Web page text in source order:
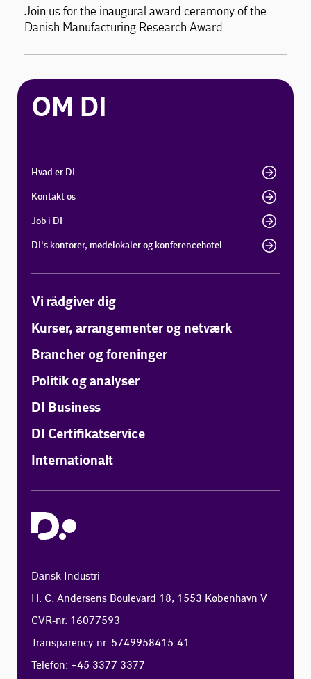
Join us for the inaugural award ceremony of the
Danish Manufacturing Research Award.
OM DI
Hvad er DI
Kontakt os
Job i DI
DI's kontorer, mødelokaler og konferencehotel
Vi rådgiver dig
Kurser, arrangementer og netværk
Brancher og foreninger
Politik og analyser
DI Business
DI Certifikatservice
Internationalt
Dansk Industri
H. C. Andersens Boulevard 18, 1553 København V
CVR-nr. 16077593
Transparency-nr. 5749958415-41
Telefon: +45 3377 3377